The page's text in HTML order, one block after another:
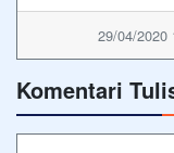
29/04/2020
Komentari